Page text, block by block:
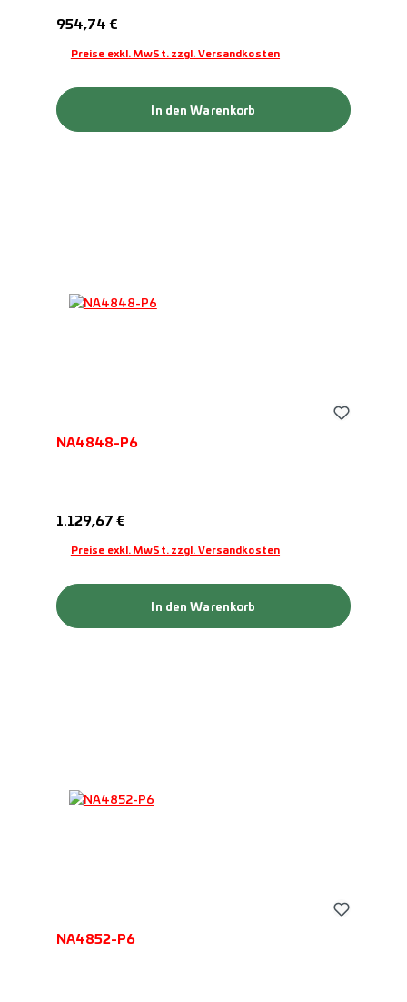
Regulärer Preis:
954,74 €
Preise exkl. MwSt. zzgl. Versandkosten
In den Warenkorb
NA4848-P6
Regulärer Preis:
1.129,67 €
Preise exkl. MwSt. zzgl. Versandkosten
In den Warenkorb
NA4852-P6